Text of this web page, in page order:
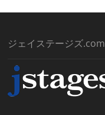
ジェイステージズ.com